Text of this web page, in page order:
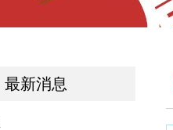
最新消息